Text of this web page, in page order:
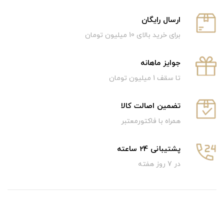
ارسال رایگان
برای خرید بالای 10 میلیون تومان
جوایز ماهانه
تا سقف 1 میلیون تومان
تضمین اصالت کالا
همراه با فاکتورمعتبر
پشتیبانی 24 ساعته
در 7 روز هفته